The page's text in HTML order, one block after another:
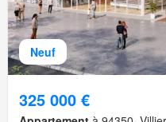
Neuf
325 000 €